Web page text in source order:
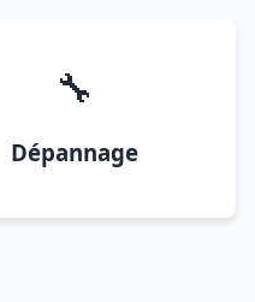
🔧
Dépannage